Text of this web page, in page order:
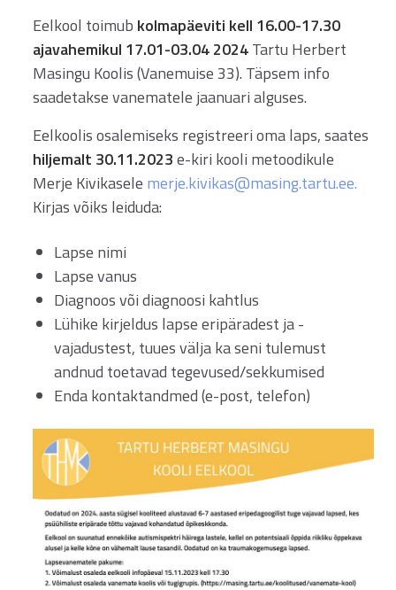
Eelkool toimub kolmapäeviti kell 16.00-17.30
ajavahemikul 17.01-03.04 2024Tartu Herbert
Masingu Koolis (Vanemuise 33). Täpsem info
saadetakse vanematele jaanuari alguses.
Eelkoolis osalemiseks registreeri oma laps, saates
hiljemalt 30.11.2023e-kiri kooli metoodikule
Merje Kivikasele merje.kivikas@masing.tartu.ee.
Kirjas võiks leiduda:
Lapse nimi
Lapse vanus
Diagnoos või diagnoosi kahtlus
Lühike kirjeldus lapse eripäradest ja -
vajadustest, tuues välja ka seni tulemust
andnud toetavad tegevused/sekkumised
Enda kontaktandmed (e-post, telefon)